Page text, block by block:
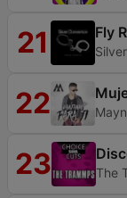
21 Fly
22
23 The